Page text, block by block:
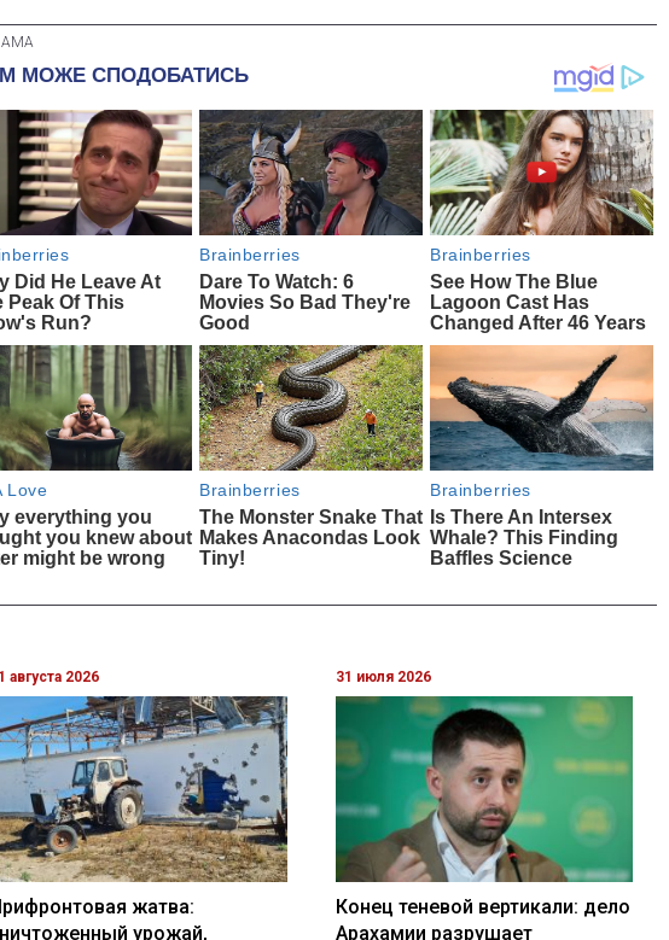
августа 2026
жатва:
урожай,
31 июля 2026
Конец теневой вертикали: дело
Арахамии разрушает